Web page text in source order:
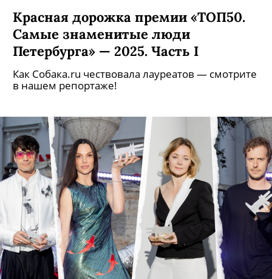
Красная дорожка премии «ТОП50.
Самые знаменитые люди
Петербурга» — 2025. Часть I
Как Собака.ru чествовала лауреатов — смотрите
в нашем репортаже!